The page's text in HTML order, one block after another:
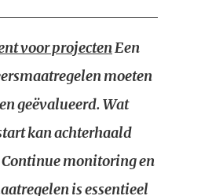
voor projectenEen
moeten
geëvalueerd. Wat
kan achterhaald
monitoring en
is essentieel